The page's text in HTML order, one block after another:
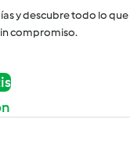
y descubre todo lo que
compromiso.